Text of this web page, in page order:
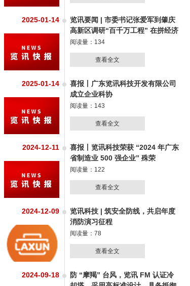
2025-01-14
览讯要闻 | 市委书记张爱军到肇庆
高新区调研“百千万工程” 在拼经济
促发...
阅读量：134
查看全文
2025-01-14
喜报丨广东览讯科技开发有限公司
成立企业科协
阅读量：143
查看全文
2024-12-11
喜报丨览讯科技荣获 “2024 年广东
省制造业 500 强企业” 殊荣
阅读量：122
查看全文
2024-12-09
览讯科技 | 筑安全防线，共启年度
消防演习征程
阅读量：78
查看全文
2024-09-18
防 “摩羯” 台风，览讯 FM 认证冷